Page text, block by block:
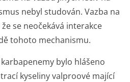
nebyl studován. Vazba na
se neočekává interakce
tohoto mechanismu.
bylo hlášeno
kyseliny valproové mající